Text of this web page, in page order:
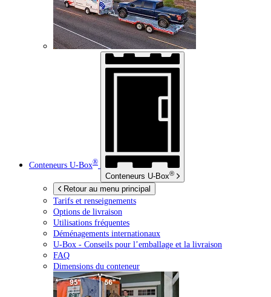
Conteneurs U-Box®
Conteneurs U-Box®
Retour au menu principal
Tarifs et renseignements
Options de livraison
Utilisations fréquentes
Déménagements internationaux
U-Box - Conseils pour l’emballage et la livraison
FAQ
Dimensions du conteneur